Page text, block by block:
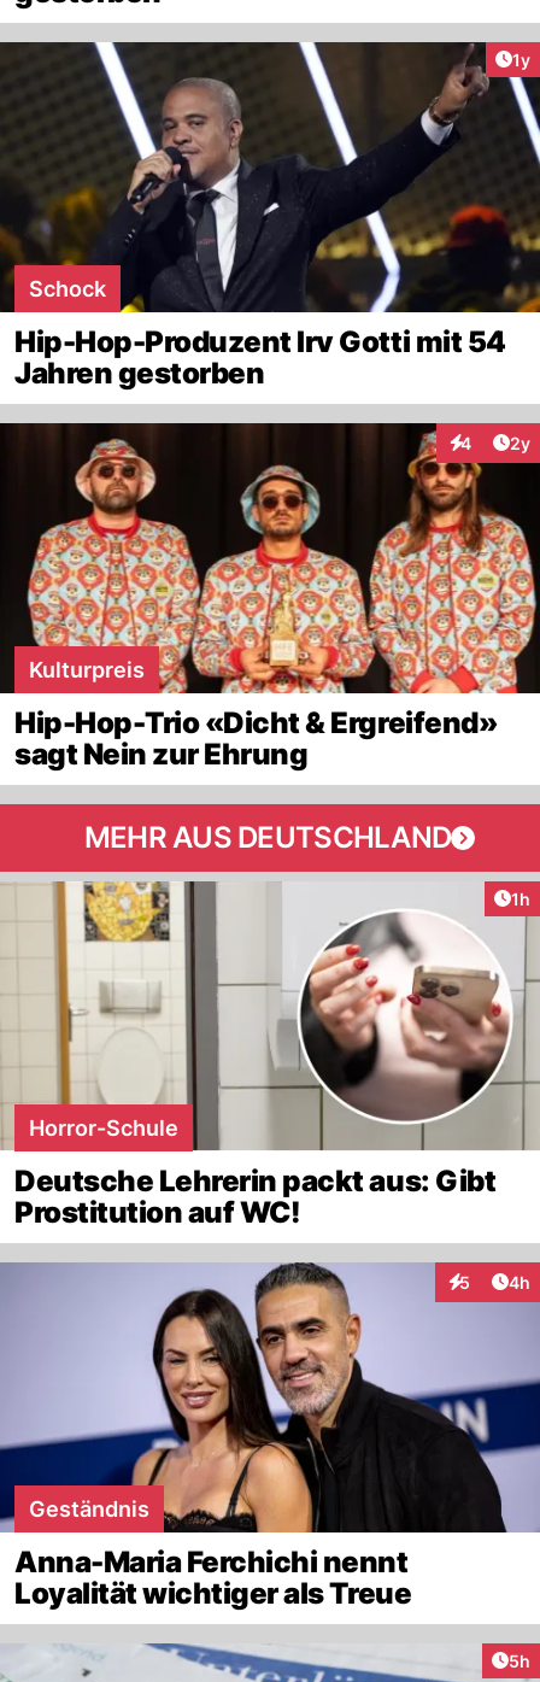
1y
Schock
Hip-Hop-Produzent Irv Gotti mit 54
Jahren gestorben
4 2y
Kulturpreis
Hip-Hop-Trio «Dicht & Ergreifend»
sagt Nein zur Ehrung
MEHR AUS DEUTSCHLAND
1h
Horror-Schule
Deutsche Lehrerin packt aus: Gibt
Prostitution auf WC!
5 4h
Geständnis
Anna-Maria Ferchichi nennt
Loyalität wichtiger als Treue
5h